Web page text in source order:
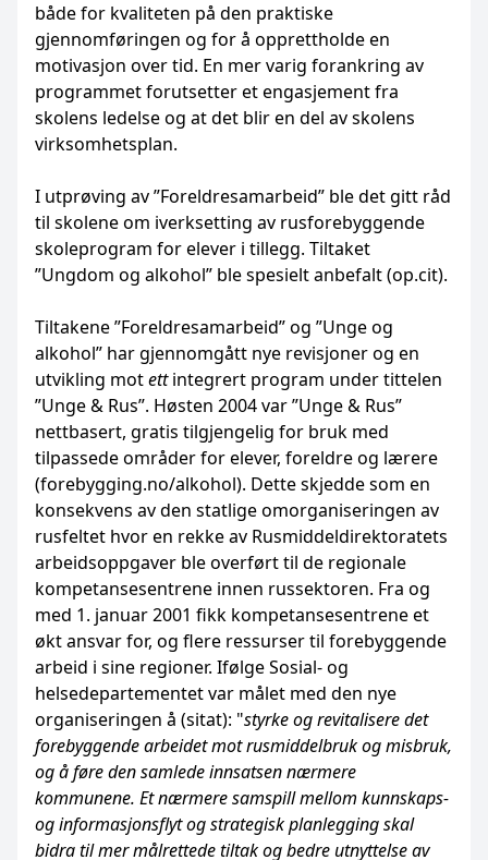
både for kvaliteten på den praktiske
gjennomføringen og for å opprettholde en
motivasjon over tid. En mer varig forankring av
programmet forutsetter et engasjement fra
skolens ledelse og at det blir en del av skolens
virksomhetsplan.
I utprøving av ”Foreldresamarbeid” ble det gitt råd
til skolene om iverksetting av rusforebyggende
skoleprogram for elever i tillegg. Tiltaket
”Ungdom og alkohol” ble spesielt anbefalt (op.cit).
Tiltakene ”Foreldresamarbeid” og ”Unge og
alkohol” har gjennomgått nye revisjoner og en
utvikling motettintegrert program under tittelen
”Unge & Rus”. Høsten 2004 var ”Unge & Rus”
nettbasert, gratis tilgjengelig for bruk med
tilpassede områder for elever, foreldre og lærere
(forebygging.no/alkohol). Dette skjedde som en
konsekvens av den statlige omorganiseringen av
rusfeltet hvor en rekke av Rusmiddeldirektoratets
arbeidsoppgaver ble overført til de regionale
kompetansesentrene innen russektoren. Fra og
med 1. januar 2001 fikk kompetansesentrene et
økt ansvar for, og flere ressurser til forebyggende
arbeid i sine regioner. Ifølge Sosial- og
helsedepartementet var målet med den nye
organiseringen å (sitat): "styrke og revitalisere det
forebyggende arbeidet mot rusmiddelbruk og misbruk,
og å føre den samlede innsatsen nærmere
kommunene. Et nærmere samspill mellom kunnskaps-
og informasjonsflyt og strategisk planlegging skal
bidra til mer målrettede tiltak og bedre utnyttelse av